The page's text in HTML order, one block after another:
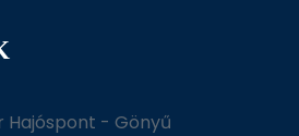
Hajóspont - Gönyű